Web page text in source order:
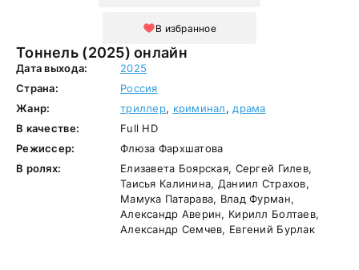
Тоннель (2025) онлайн
В избранное
Дата выхода:
2025
Страна:
Россия
Жанр:
триллер, криминал, драма
В качестве:
Full HD
Режиссер:
Флюза Фархшатова
В ролях:
Елизавета Боярская, Сергей Гилев,
Таисья Калинина, Даниил Страхов,
Мамука Патарава, Влад Фурман,
Александр Аверин, Кирилл Болтаев,
Александр Семчев, Евгений Бурлак